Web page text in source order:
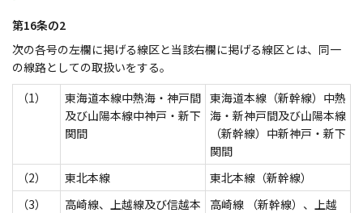
第16条の2
次の各号の左欄に掲げる線区と当該右欄に掲げる線区とは、同一
の線路としての取扱いをする。
（1）
東海道本線中熱海・神戸間
及び山陽本線中神戸・新下
関間
東海道本線（新幹線）中熱
海・新神戸間及び山陽本線
（新幹線）中新神戸・新下
関間
（2）
東北本線
東北本線（新幹線）
（3）
高崎線、上越線及び信越本
高崎線 （新幹線）、上越